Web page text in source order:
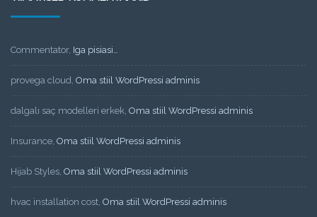
Commentator, Iga pisiasi…
provega cloud Oma stiil WordPressi adminis
dalgalı saç modelleri erkek Oma stiil WordPressi adminis
Insurance Oma stiil WordPressi adminis
Hijab Styles Oma stiil WordPressi adminis
hvac installation cost Oma stiil WordPressi adminis